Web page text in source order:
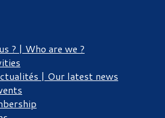
? | Who are we ?
| Our latest news